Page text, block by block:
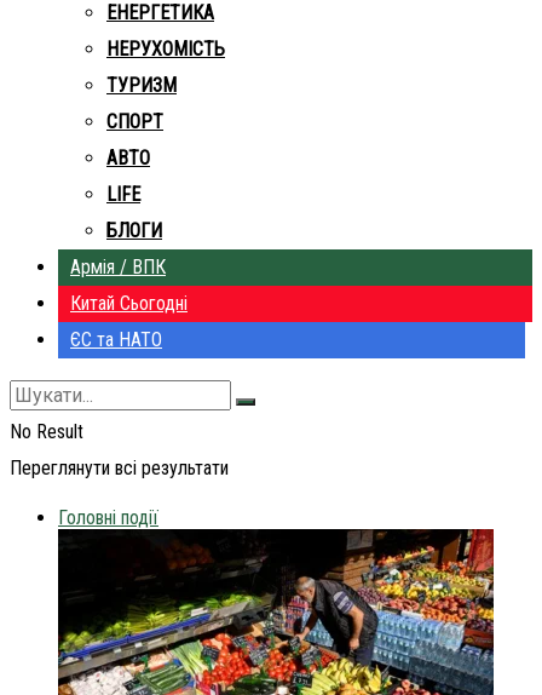
ЕНЕРГЕТИКА
НЕРУХОМІСТЬ
ТУРИЗМ
СПОРТ
АВТО
LIFE
БЛОГИ
Армія / ВПК
Китай Сьогодні
ЄС та НАТО
No Result
Переглянути всі результати
Головні події